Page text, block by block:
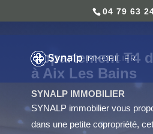
04 79 63
Appartement T4
à Aix Les Bains
SYNALP IMMOBILIER
SYNALP immobilier vous
dans une petite copropriété,